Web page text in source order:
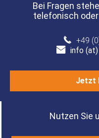
Bei Fragen
telefonisch
+49
info
Jetzt
Nutzen Sie